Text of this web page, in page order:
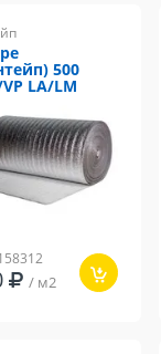
500
LA/LM
/ м2